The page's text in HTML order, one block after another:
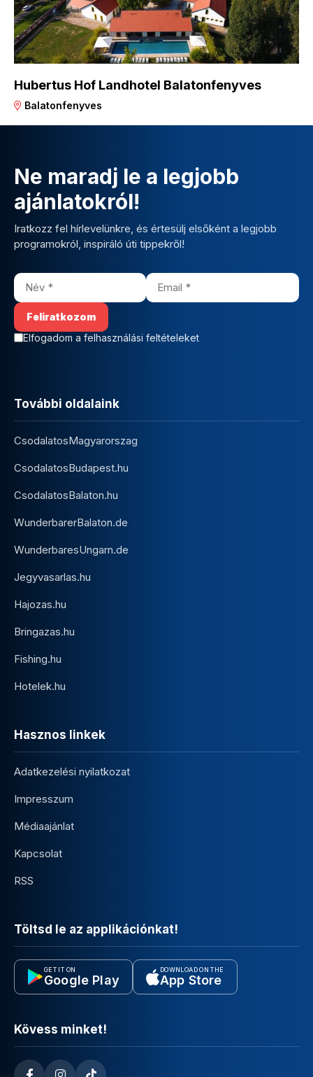
Hubertus Hof Landhotel Balatonfenyves
Balatonfenyves
Ne maradj le a legjobb
ajánlatokról!
Iratkozz fel hírlevelünkre, és értesülj elsőként a legjobb
programokról, inspiráló úti tippekről!
Elfogadom a felhasználási feltételeket
További oldalaink
CsodalatosMagyarorszag
CsodalatosBudapest.hu
CsodalatosBalaton.hu
WunderbarerBalaton.de
WunderbaresUngarn.de
Jegyvasarlas.hu
Hajozas.hu
Bringazas.hu
Fishing.hu
Hotelek.hu
Hasznos linkek
Adatkezelési nyilatkozat
Impresszum
Médiaajánlat
Kapcsolat
RSS
Töltsd le az applikációnkat!
GET IT ON
Google Play
DOWNLOAD ON THE
App Store
Kövess minket!